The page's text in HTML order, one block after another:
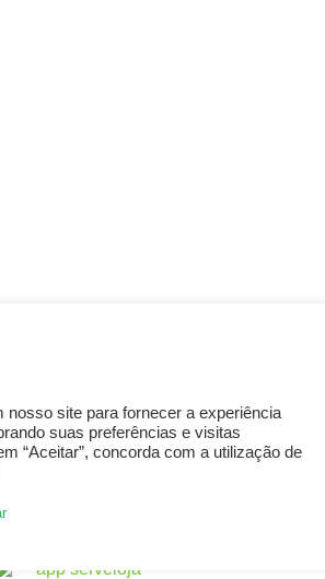
nosso site para fornecer a experiência
suas preferências e visitas
“Aceitar”, concorda com a utilização de